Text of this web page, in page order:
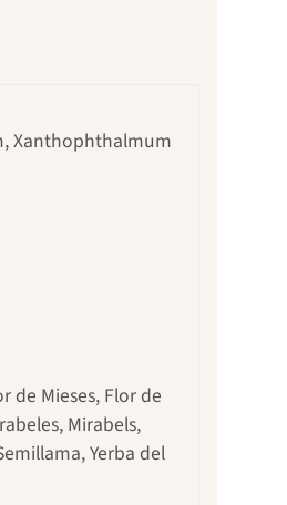
Xanthophthalmum
de Mieses, Flor de
Mirabels,
Yerba del